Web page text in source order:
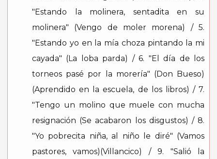
"Estando la molinera, sentadita en su
molinera" (Vengo de moler morena) / 5.
"Estando yo en la mía choza pintando la mi
cayada" (La loba parda) / 6. "El día de los
torneos pasé por la morería" (Don Bueso)
(Aprendido en la escuela, de los libros) / 7.
"Tengo un molino que muele con mucha
resignación (Se acabaron los disgustos) / 8.
"Yo pobrecita niña, al niño le diré" (Vamos
pastores, vamos)(Villancico) / 9. "Salió la